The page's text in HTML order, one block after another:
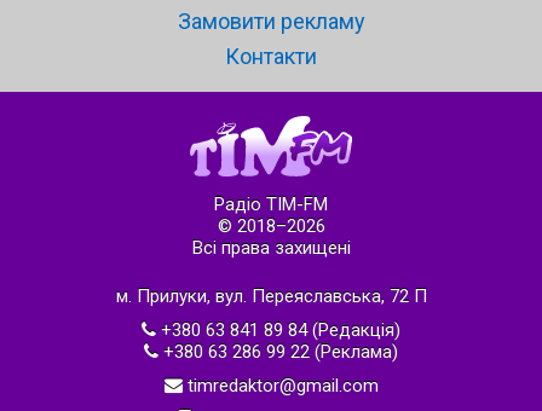
Замовити рекламу
Контакти
Радіо ТІМ-FM
© 2018–2026
Всі права захищені
м. Прилуки, вул. Переяславська, 72 П
+380 63 841 89 84 (Редакція)
+380 63 286 99 22 (Реклама)
timredaktor@gmail.com